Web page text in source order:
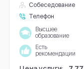
Собеседование
Телефон
Высшее
образование
Есть
рекомендации